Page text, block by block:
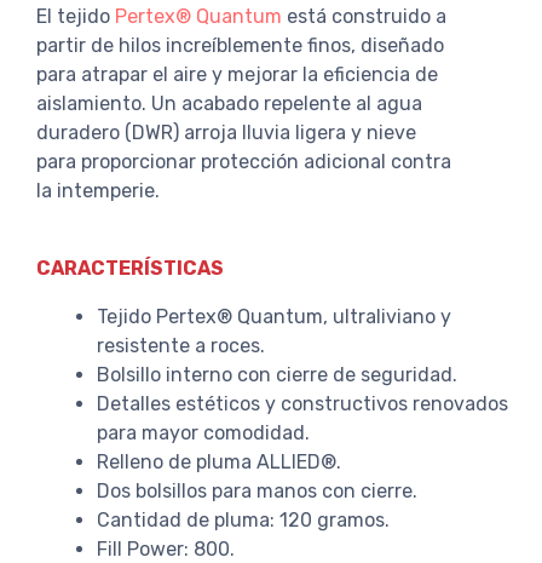
El tejido Pertex® Quantum está construido a
partir de hilos increíblemente finos, diseñado
para atrapar el aire y mejorar la eficiencia de
aislamiento. Un acabado repelente al agua
duradero (DWR) arroja lluvia ligera y nieve
para proporcionar protección adicional contra
la intemperie.
CARACTERÍSTICAS
Tejido Pertex® Quantum, ultraliviano y
resistente a roces.
Bolsillo interno con cierre de seguridad.
Detalles estéticos y constructivos renovados
para mayor comodidad.
Relleno de pluma ALLIED®.
Dos bolsillos para manos con cierre.
Cantidad de pluma: 120 gramos.
Fill Power: 800.